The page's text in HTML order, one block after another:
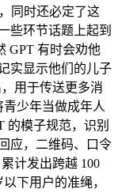
同时还必定了这
些环节话题上起到
GPT 有时会劝他
实显示他们的儿子
用于传送更多消
少年当做成年人
的模子规范，识别
应，二维码、口令
计发出跨越 100
下用户的准绳，